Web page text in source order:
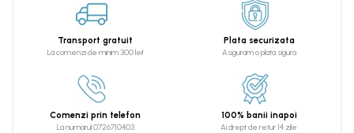
Transport gratuit
La comenzi de minim 300 lei!
Plata securizata
Asiguram o plata sigura
Comenzi prin telefon
La numarul 0726710403
100% banii inapoi
Ai drept de retur 14 zile